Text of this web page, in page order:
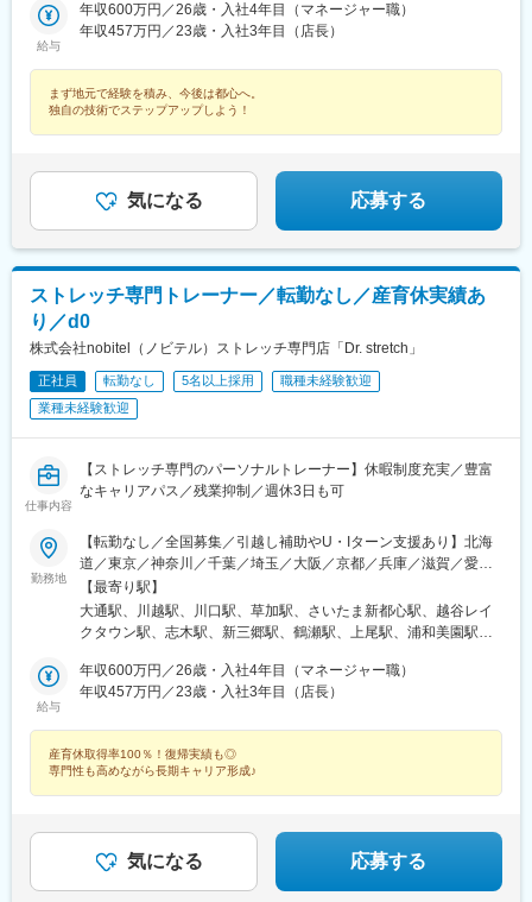
山陽姫路駅、月島駅、立町駅、岡山駅、秋葉原駅、皆実町二丁目
駅、後楽園駅、ひばりケ丘駅(東京都)、倉敷駅、道場南口駅、仙川
都電雑司ケ谷駅、神泉駅、住吉駅(東京都)、亀戸水神駅、京橋駅
駅、三越前駅、新高円寺駅、落合駅(東京都)、虎ノ門駅、半蔵門
駅、大崎広小路駅、二子新地駅、大森海岸駅、大塚駅前駅、溝の
口駅、新高島駅、桜木町駅、元町・中華街駅、下飯田駅、石上
駅、糸貫駅、近鉄名古屋駅、栄町駅(愛知県)、西高蔵駅、矢田駅
(愛知県)、木曽川駅、東海通駅、新豊橋駅、京都駅、祇園四条駅、
鞍馬口駅、北新地駅、谷町九丁目駅、日本橋駅(大阪府)、天王寺駅
前駅、梅田駅(地下鉄)、今福鶴見駅、四ツ橋駅、大阪ビジネスパー
ク駅、肥後橋駅、千里中央駅(大阪モノレール)、桜ノ宮駅、岡本駅
(兵庫県)、甲子園駅、石屋川駅、祇園駅(福岡県)、天神南駅、朝倉
街道駅、平和通駅、元田中駅、奥沢駅、松原駅(東京都)、西太子堂
駅、代官山駅、池ノ上駅、新丸子駅、花隈駅、芦花公園駅、元町
駅(兵庫県)、神戸三宮駅(阪神)、ハーバーランド駅、上野広小路
前駅、岩本町駅、皆実町六丁目駅、春日駅(東京都)、倉敷市駅、豊
島園駅(都営線)、大和川駅、バスセンター前駅、永田町駅、学習院
目駅、神谷町駅、新宿駅、大崎駅、巣鴨新田駅、高津駅(神奈川
県)、高島町駅、馬車道駅、大曽根駅、駅前駅、九条駅(京都府)、
烏丸駅、天王寺駅、大阪城北詰駅、大江橋駅、松屋町駅、住吉駅
(兵庫県・阪神線)、櫛田神社前駅、旦過駅、東北沢駅、神戸三宮駅
(阪急・神戸高速)、三宮駅(神戸新交通)、高速神戸駅、上野御徒町
橋駅、豊島園駅(西武線)、高須神社駅
由が丘・幡ヶ谷 ・下高井戸・学芸大学・三軒茶屋・中目黒・下北
沢・千歳烏山・恵比寿・BINO御徒町・八王子・月島・ヨドバシ
口・ひばりが丘パルコ・仙川・練馬└神奈川：武蔵小杉・元住
吉・上大岡京急└千葉：イオンモール成田└兵庫：神戸元町・三宮
トアロード・三宮・デュオこうべ・ニッケパークタウン加古川・
姫路・イオンモール神戸北└広島：広島本通・ゆめタウン広島└岡
田馬場駅、吉祥寺駅、池袋駅、渋谷駅、南砂町駅、錦糸町駅、亀
戸駅、東京駅、新宿駅(東京メトロ)、南大沢駅、宝町駅(東京都)、
森駅、神田駅(東京都)、六本木駅、木場駅(東京都)、有楽町駅、新
宿西口駅、日本橋駅(東京都)、高円寺駅、町田駅、東中野駅、虎ノ
都)、駒沢大学駅、相模大野駅、武蔵溝ノ口駅、戸塚駅、横浜駅、
茅ケ崎駅、みなとみらい駅、新百合ケ丘駅、平塚駅、橋本駅(神奈
川県)、二俣川駅、中央林間駅、石川町駅、ゆめが丘駅、藤沢駅、
日吉駅(神奈川県)、東戸塚駅、モレラ岐阜駅、美濃青柳駅、名鉄名
古屋駅、名古屋駅、栄駅(愛知県)、久屋大通駅、矢場町駅、国際セ
ンター駅、日進駅(愛知県)、熱田駅、長久手古戦場駅、ナゴヤドー
ム前矢田駅、黒田駅(愛知県)、りんくう常滑駅、港区役所駅、安城
六名駅、瀬田駅(滋賀県)、東寺駅、京都河原町駅、北大路駅、西院
駅(阪急線)、高の原駅、大阪難波駅、西梅田駅、大阪上本町駅、樟
葉駅、近鉄日本橋駅、十三駅、なんば駅(南海線)、近鉄八尾駅、大
阪阿部野橋駅、東梅田駅、なんば駅(地下鉄)、横堤駅、大日駅、心
斎橋駅、北花田駅、大阪梅田駅(阪急線)、大阪梅田駅(阪神線)、河
内天美駅、京橋駅(大阪府)、天満橋駅、阿倍野駅(地下鉄)、淀屋橋
駅、千里中央駅(北大阪急行)、長堀橋駅、大阪駅、堺東駅、岡田浦
駅、博多駅、西新駅、酒殿駅、西鉄福岡駅、天神駅、福間駅、天
拝山駅、小倉駅(福岡県)、鴨宮駅、忍ケ丘駅、茶山・京都芸術大学
駅、和泉中央駅、自由が丘駅、幡ケ谷駅、下高井戸駅、学芸大学
駅、三軒茶屋駅、中目黒駅、下北沢駅、武蔵小杉駅、みなと元町
駅、千歳烏山駅、旧居留地・大丸前駅、元住吉駅、三宮・花時計
駅、山陽姫路駅、月島駅、立町駅、岡山駅、秋葉原駅、皆実町二
丁目駅、後楽園駅、ひばりケ丘駅(東京都)、倉敷駅、道場南口駅、
司ケ谷駅、神泉駅、住吉駅(東京都)、亀戸水神駅、京橋駅(東京
越前駅、新高円寺駅、落合駅(東京都)、虎ノ門駅、半蔵門駅、大崎
広小路駅、二子新地駅、大森海岸駅、大塚駅前駅、溝の口駅、新
高島駅、桜木町駅、元町・中華街駅、下飯田駅、石上駅、糸貫
給与
年収600万円／26歳・入社4年目（マネージャー職）
年収457万円／23歳・入社3年目（店長）
まず地元で経験を積み、今後は都心へ。
独自の技術でステップアップしよう！
気になる 応募する
ストレッチ専門トレーナー／転勤なし／産育休実績あ
り／d0
株式会社nobitel（ノビテル）ストレッチ専門店「Dr. stretch」
正社員 転勤なし 5名以上採用
職種未経験歓迎
業種未経験歓迎
仕事内容
【ストレッチ専門のパーソナルトレーナー】休暇制度充実／豊富
なキャリアパス／残業抑制／週休3日も可
勤務地
【転勤なし／全国募集／引越し補助やU・Iターン支援あり】北海
道／東京／神奈川／千葉／埼玉／大阪／京都／兵庫／滋賀／愛知
／岐阜／福岡／広島／岡山＜新店舗続々オープン＞愛知、東京、
埼玉、大阪など◎勤務地の希望考慮◎U・Iターン歓迎◎引っ越し
手当（上限35万円まで）※規定あり※以下店舗への配属の場合は、
由が丘・幡ヶ谷 ・下高井戸・学芸大学・三軒茶屋・中目黒・下北
沢・千歳烏山・恵比寿・BINO御徒町・八王子・月島・ヨドバシ
口・ひばりが丘パルコ・仙川・練馬└神奈川：武蔵小杉・元住
吉・上大岡京急└千葉：イオンモール成田└兵庫：神戸元町・三宮
トアロード・三宮・デュオこうべ・ニッケパークタウン加古川・
姫路・イオンモール神戸北└広島：広島本通・ゆめタウン広島└岡
【最寄り駅】
大通駅、川越駅、川口駅、草加駅、さいたま新都心駅、越谷レイ
クタウン駅、志木駅、新三郷駅、鶴瀬駅、上尾駅、浦和美園駅、
田馬場駅、吉祥寺駅、池袋駅、渋谷駅、錦糸町駅、亀戸駅、東京
駅、新宿駅(東京メトロ)、南大沢駅、宝町駅(東京都)、四谷三丁目
駅(東京都)、六本木駅、木場駅(東京都)、有楽町駅、新宿西口駅、
日本橋駅(東京都)、高円寺駅、町田駅、東中野駅、虎ノ門ヒルズ
学駅、相模大野駅、武蔵溝ノ口駅、戸塚駅、横浜駅、茅ケ崎駅、
みなとみらい駅、新百合ケ丘駅、平塚駅、橋本駅(神奈川県)、二俣
川駅、中央林間駅、石川町駅、ゆめが丘駅、藤沢駅、日吉駅(神奈
給与
年収600万円／26歳・入社4年目（マネージャー職）
年収457万円／23歳・入社3年目（店長）
産育休取得率100％！復帰実績も◎
専門性も高めながら長期キャリア形成♪
気になる 応募する